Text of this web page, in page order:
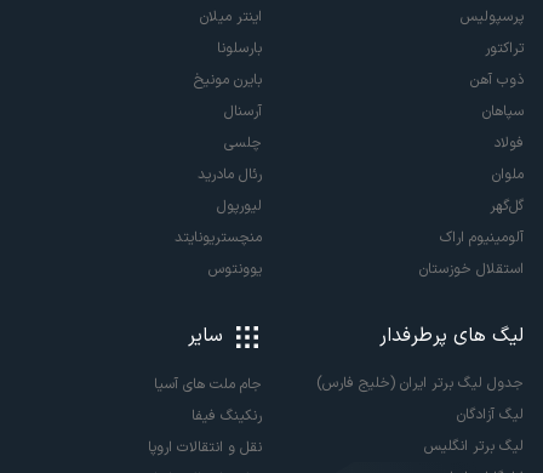
پرسپولیس
تراکتور
ذوب آهن
سپاهان
فولاد
ملوان
گل‌گهر
آلومینیوم اراک
استقلال خوزستان
اینتر میلان
بارسلونا
بایرن مونیخ
آرسنال
چلسی
رئال مادرید
لیورپول
منچستریونایتد
یوونتوس
لیگ های پرطرفدار
جدول لیگ برتر ایران (خلیج فارس)
لیگ آزادگان
لیگ برتر انگلیس
سایر
جام ملت های آسیا
رنکینگ فیفا
نقل و انتقالات اروپا